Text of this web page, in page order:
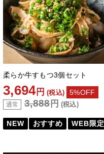
柔らか牛すもつ3個セット
3,694円 (税込) 5%OFF
通常 3,888円 (税込)
NEW おすすめ WEB限定